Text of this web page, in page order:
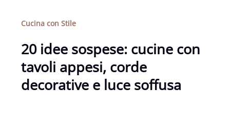
Cucina con Stile
20 idee sospese: cucine con
tavoli appesi, corde
decorative e luce soffusa